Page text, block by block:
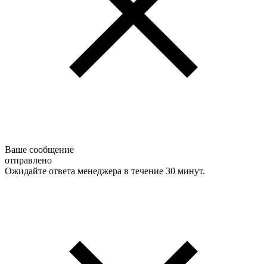
Ваше сообщение
отправлено
Ожидайте ответа менеджера в течение 30 минут.